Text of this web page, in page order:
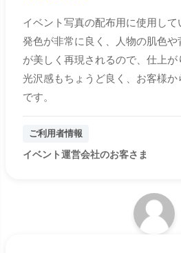
イベント写真の配布用に使用して
発色が非常に良く、人物の肌色
が美しく再現されるので、仕上が
光沢感もちょうど良く、お客様
です。
ご利用者情報
イベント運営会社のお客さま